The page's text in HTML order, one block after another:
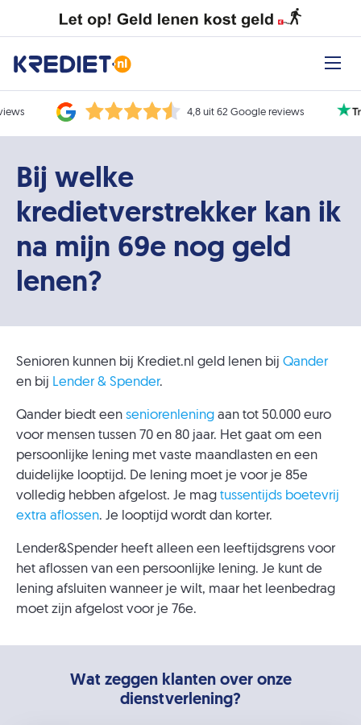
4,8 uit 62 Google reviews
Bij welke
kredietverstrekker kan ik
na mijn 69e nog geld
lenen?
Senioren kunnen bij Krediet.nl geld lenen bij Qander
en bij Lender & Spender.
Qander biedt een seniorenlening aan tot 50.000 euro
voor mensen tussen 70 en 80 jaar. Het gaat om een
persoonlijke lening met vaste maandlasten en een
duidelijke looptijd. De lening moet je voor je 85e
volledig hebben afgelost. Je mag tussentijds boetevrij
extra aflossen. Je looptijd wordt dan korter.
Lender&Spender heeft alleen een leeftijdsgrens voor
het aflossen van een persoonlijke lening. Je kunt de
lening afsluiten wanneer je wilt, maar het leenbedrag
moet zijn afgelost voor je 76e.
Wat zeggen klanten over onze
dienstverlening?